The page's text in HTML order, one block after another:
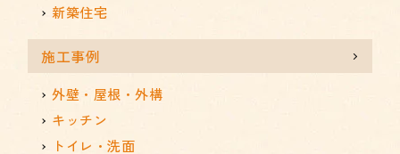
新築住宅
施工事例
外壁・屋根・外構
キッチン
トイレ・洗面